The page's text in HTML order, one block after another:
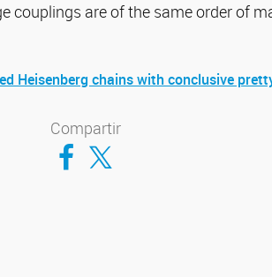
couplings are of the same order of
Heisenberg chains with conclusive
Compartir
Compartir en Facebook
Compartir en Twitter